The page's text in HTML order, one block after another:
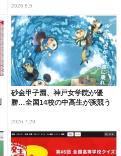
2026.8.5
砂金甲子園、神戸女学院が優
勝…全国14校の中高生が腕競う
2026.7.29